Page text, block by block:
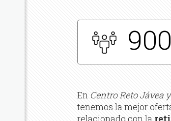
En Centro Reto Jávea
tenemos la mejor
relacionado con la